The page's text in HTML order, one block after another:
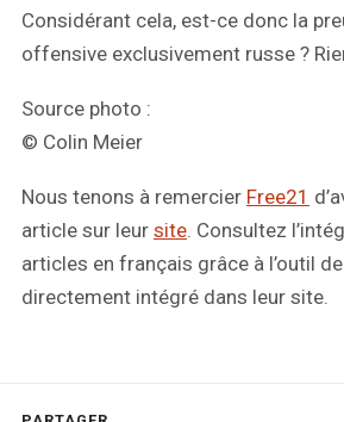
Considérant cela, est-ce donc la
offensive exclusivement russe ?
Source photo :
© Colin Meier
Nous tenons à remercier Free21
article sur leur site. Consultez
articles en français grâce à l’outil
directement intégré dans leur site.